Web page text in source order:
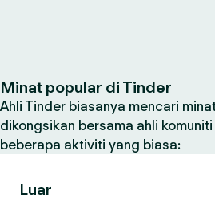
Minat popular di Tinder
Ahli Tinder biasanya mencari
dikongsikan bersama ahli
beberapa aktiviti yang biasa:
Luar